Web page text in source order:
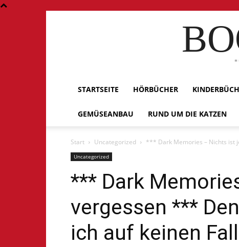
STARTSEITE HÖRBÜCHER
GEMÜSEANBAU RUND UM DIE KATZEN
Start Uncategorized *** Dark Memories – Nichts ist
Uncategorized
*** Dark
vergessen ***
ich auf keinen